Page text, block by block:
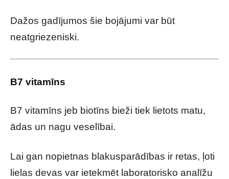
Dažos gadījumos šie bojājumi var būt
neatgriezeniski.
B7 vitamīns
B7 vitamīns jeb biotīns bieži tiek lietots matu,
ādas un nagu veselībai.
Lai gan nopietnas blakusparādības ir retas, ļoti
lielas devas var ietekmēt laboratorisko analīžu